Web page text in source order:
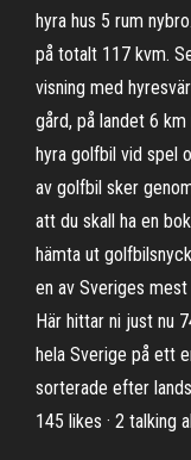
hyra hus 5 rum
på totalt 117 kvm.
visning med
gård, på landet 6
hyra golfbil vid spel
av golfbil sker
att du skall ha en
hämta ut
en av Sveriges
Här hittar ni just nu
hela Sverige på ett
sorterade efter
145 likes · 2 talking